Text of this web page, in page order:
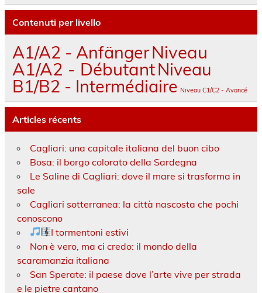
Contenuti per livello
A1/A2 - AnfängerNiveau
A1/A2 - DébutantNiveau
B1/B2 - Intermédiaire Niveau C1/C2 - Avancé
Articles récents
Cagliari: una capitale italiana del buon cibo
Bosa: il borgo colorato della Sardegna
Le Saline di Cagliari: dove il mare si trasforma in
sale
Cagliari sotterranea: la città nascosta che pochi
conoscono
I tormentoni estivi
Non è vero, ma ci credo: il mondo della
scaramanzia italiana
San Sperate: il paese dove l’arte vive per strada
e le pietre cantano